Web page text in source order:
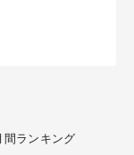
間ランキング